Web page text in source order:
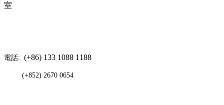
室
電話: (+86) 133 1088 1188
(+852) 2670 0654